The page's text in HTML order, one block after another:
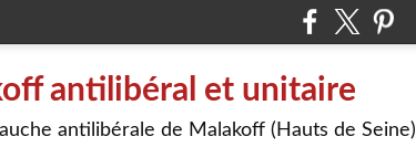
antilibéral et unitaire
antilibérale de Malakoff (Hauts de Seine)